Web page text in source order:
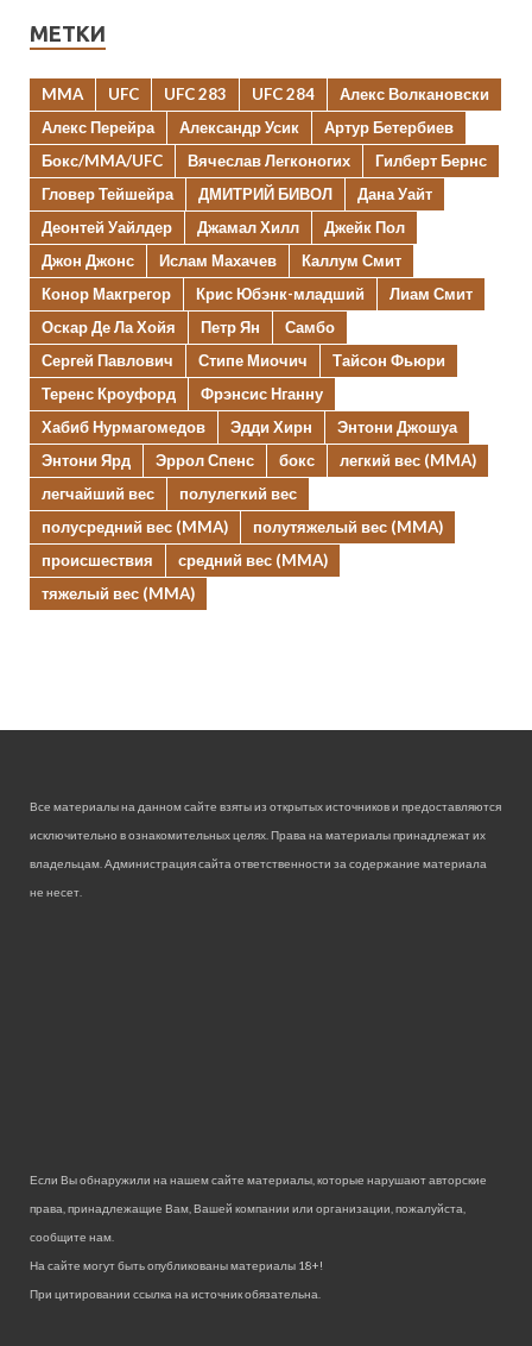
МЕТКИ
MMA UFC UFC 283 UFC 284
Алекс Волкановски
Алекс Перейра
Александр Усик
Артур Бетербиев
Бокс/MMA/UFC
Вячеслав Легконогих
Гилберт Бернс
Гловер Тейшейра
ДМИТРИЙ БИВОЛ
Дана Уайт
Деонтей Уайлдер
Джамал Хилл
Джейк Пол
Джон Джонс
Ислам Махачев
Каллум Смит
Конор Макгрегор
Крис Юбэнк-младший
Лиам Смит
Оскар Де Ла Хойя
Петр Ян
Самбо
Сергей Павлович
Стипе Миочич
Тайсон Фьюри
Теренс Кроуфорд
Фрэнсис Нганну
Хабиб Нурмагомедов
Эдди Хирн
Энтони Джошуа
Энтони Ярд
Эррол Спенс бокс
легкий вес (MMA)
легчайший вес
полулегкий вес
полусредний вес (MMA)
полутяжелый вес (MMA)
происшествия
средний вес (MMA)
тяжелый вес (MMA)
Все материалы на данном сайте взяты из открытых источников и предоставляются
исключительно в ознакомительных целях. Права на материалы принадлежат их
владельцам. Администрация сайта ответственности за содержание материала
не несет.
Если Вы обнаружили на нашем сайте материалы, которые нарушают авторские
права, принадлежащие Вам, Вашей компании или организации, пожалуйста,
сообщите нам.
На сайте могут быть опубликованы материалы 18+!
При цитировании ссылка на источник обязательна.